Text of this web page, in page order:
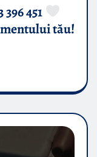
451
tău!